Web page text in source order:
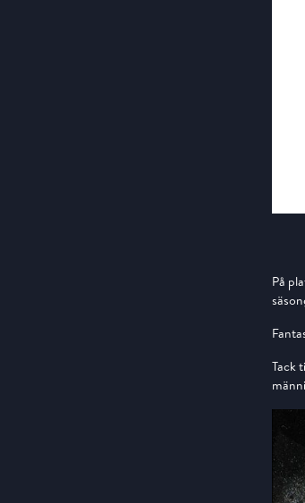
På
Tack